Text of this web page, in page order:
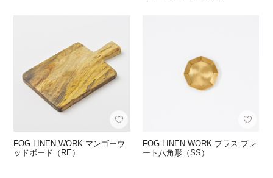
FOG LINEN WORK マンゴーウ
ッドボード（RE）
FOG LINEN WORK ブラス プレ
ート八角形（SS）